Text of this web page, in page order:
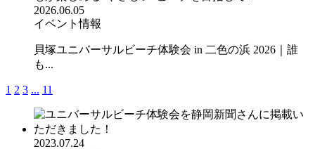
2026.06.05
イベント情報
貝塚ユニバーサルビーチ体験会 in 二色の浜 2026｜誰
も...
1 2 3 ... 11
2023.07.24